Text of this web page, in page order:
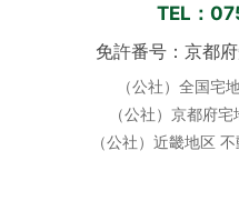
TEL：
免許番号：京都
（公社）全国宅
（公社）京都府
（公社）近畿地区